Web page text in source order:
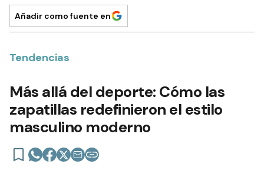
Añadir como fuente en
Tendencias
Más allá del deporte: Cómo las
zapatillas redefinieron el estilo
masculino moderno